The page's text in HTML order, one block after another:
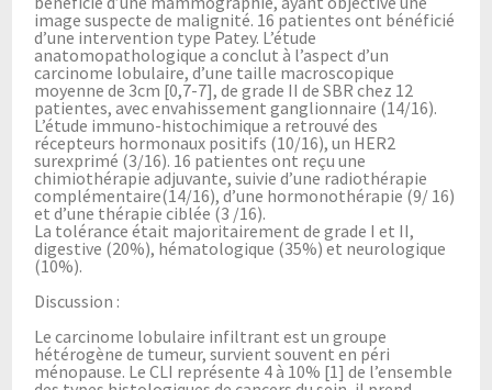
image suspecte de malignité. 16 patientes ont bénéficié
d’une intervention type Patey. L’étude
anatomopathologique a conclut à l’aspect d’un
carcinome lobulaire, d’une taille macroscopique
moyenne de 3cm [0,7-7], de grade II de SBR chez 12
patientes, avec envahissement ganglionnaire (14/16).
L’étude immuno-histochimique a retrouvé des
récepteurs hormonaux positifs (10/16), un HER2
surexprimé (3/16). 16 patientes ont reçu une
chimiothérapie adjuvante, suivie d’une radiothérapie
complémentaire(14/16), d’une hormonothérapie (9/ 16)
et d’une thérapie ciblée (3 /16).
La tolérance était majoritairement de grade I et II,
digestive (20%), hématologique (35%) et neurologique
(10%).
Discussion :
Le carcinome lobulaire infiltrant est un groupe
hétérogène de tumeur, survient souvent en péri
ménopause. Le CLI représente 4 à 10% [1] de l’ensemble